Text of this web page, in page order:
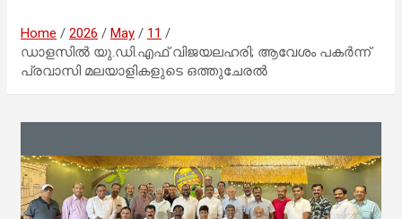
Home 2026 May
11
ഡാളസിൽ യു.ഡി.എഫ് വിജയലഹരി; ആവേശം പകർന്ന്
പ്രവാസി മലയാളികളുടെ ഒത്തുചേരൽ